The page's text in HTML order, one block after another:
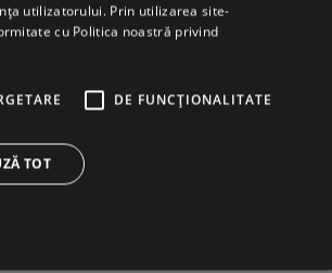
utilizatorului. Prin utilizarea site-
cu Politica noastră privind
DE FUNCŢIONALITATE
TOT